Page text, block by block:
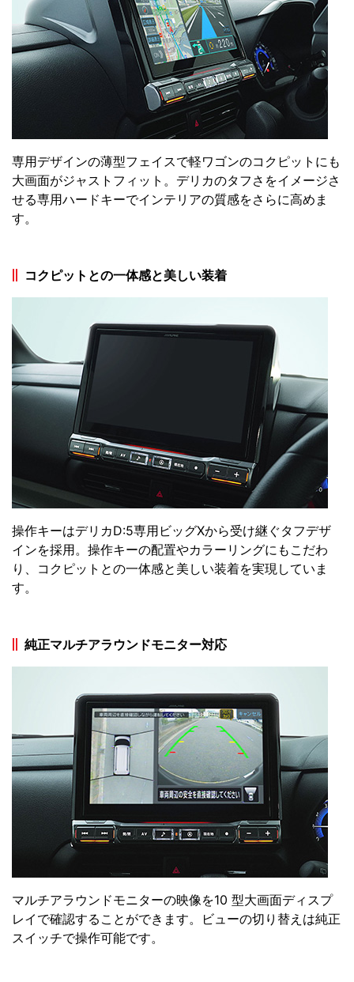
専用デザインの薄型フェイスで軽ワゴンのコクピットにも
大画面がジャストフィット。デリカのタフさをイメージさ
せる専用ハードキーでインテリアの質感をさらに高めま
す。
コクピットとの一体感と美しい装着
操作キーはデリカD:5専用ビッグXから受け継ぐタフデザ
インを採用。操作キーの配置やカラーリングにもこだわ
り、コクピットとの一体感と美しい装着を実現していま
す。
純正マルチアラウンドモニター対応
マルチアラウンドモニターの映像を10 型大画面ディスプ
レイで確認することができます。ビューの切り替えは純正
スイッチで操作可能です。